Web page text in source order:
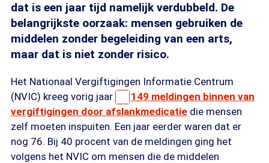
dat is een jaar tijd namelijk verdubbeld. De
belangrijkste oorzaak: mensen gebruiken de
middelen zonder begeleiding van een arts,
maar dat is niet zonder risico.
Het Nationaal Vergiftigingen Informatie Centrum
(NVIC) kreeg vorig jaar
149 meldingen binnen van
vergiftigingen door afslankmedicatie die mensen
zelf moeten inspuiten. Een jaar eerder waren dat er
nog 76. Bij 40 procent van de meldingen ging het
volgens het NVIC om mensen die de middelen